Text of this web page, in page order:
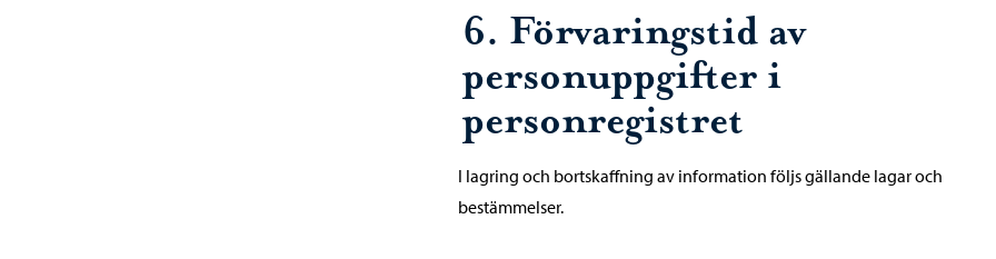
6. Förvaringstid av
personuppgifter i
personregistret
I lagring och bortskaffning av information följs gällande lagar och
bestämmelser.